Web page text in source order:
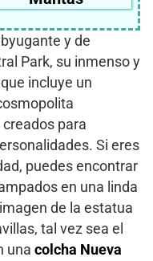
y de
Park, su inmenso y
incluye un
para
Si eres
puedes encontrar
en una linda
de la estatua
tal vez sea el
una colcha Nueva